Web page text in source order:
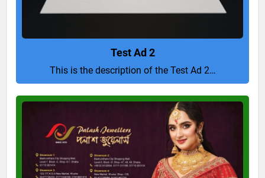
Test Ad 2
This is the description of the Test Ad 2…